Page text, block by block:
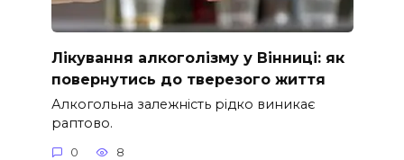
Лікування алкоголізму у Вінниці: як
повернутись до тверезого життя
Алкогольна залежність рідко виникає
раптово.
0 8